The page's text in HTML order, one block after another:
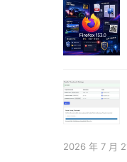
2026 年 7 月